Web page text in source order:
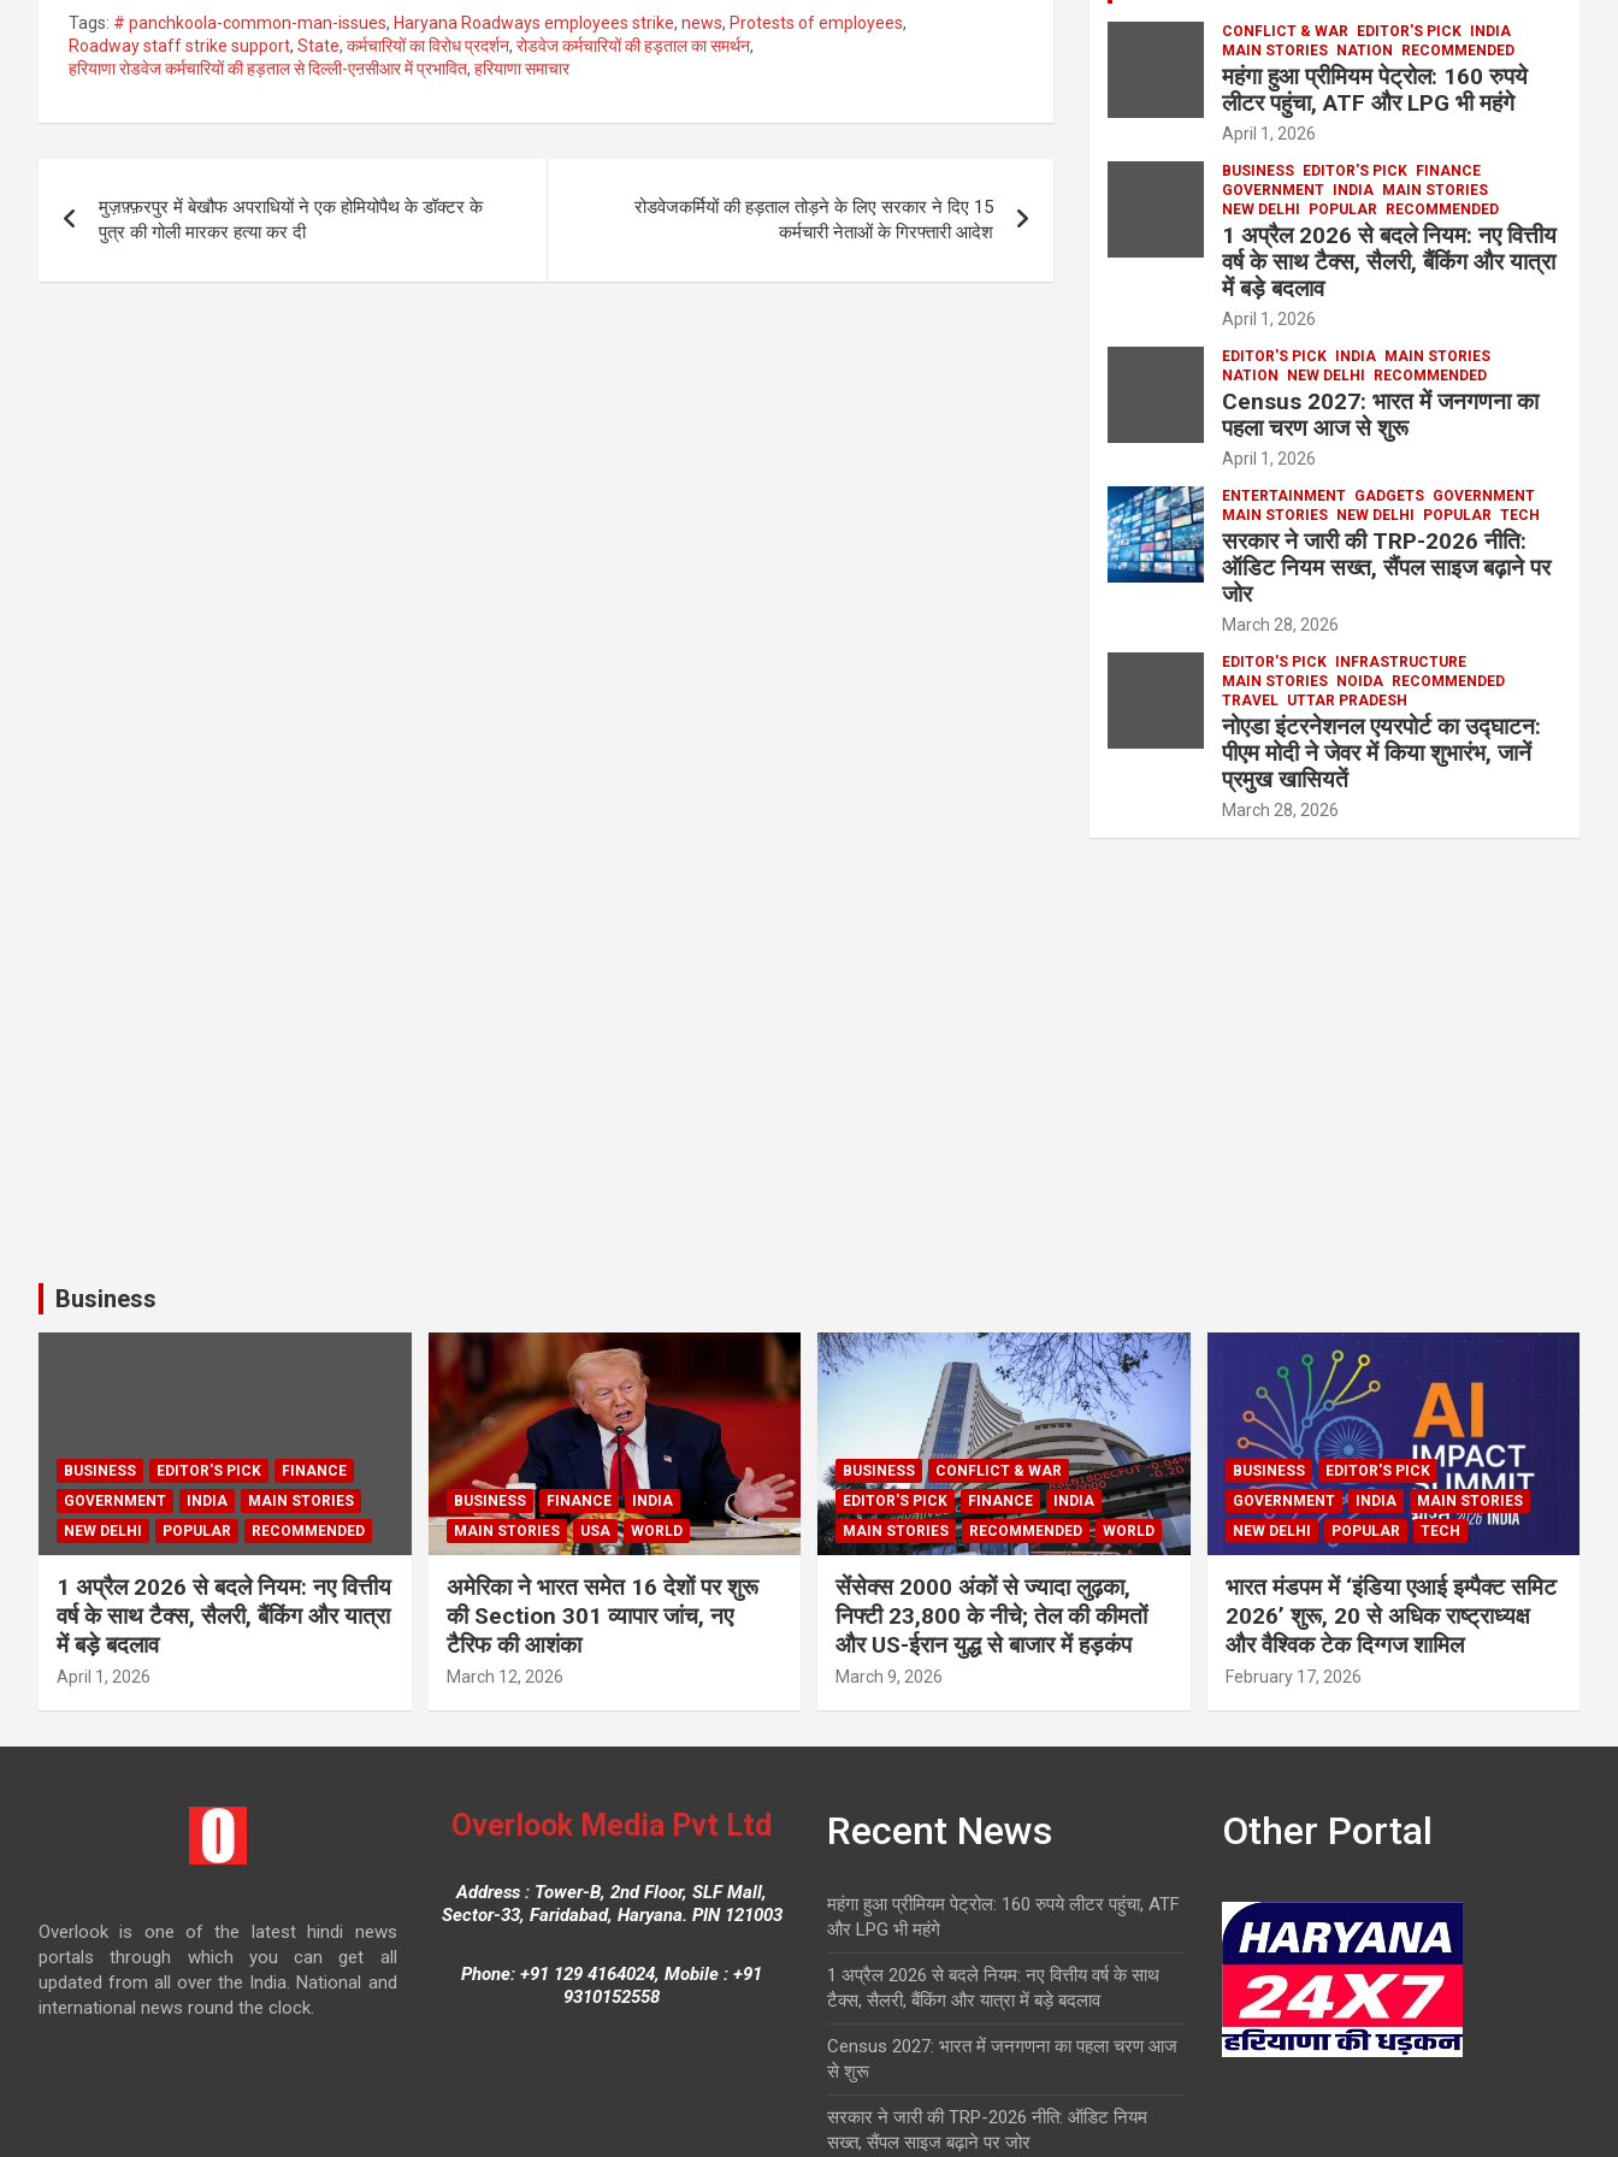
Tags: # panchkoola-common-man-issues, Haryana Roadways employees strike, news, Protests of employees,
Roadway staff strike support, State, कर्मचारियों का विरोध प्रदर्शन, रोडवेज कर्मचारियों की हड़ताल का समर्थन,
हरियाणा रोडवेज कर्मचारियों की हड़ताल से दिल्ली-एऩसीआर में प्रभावित, हरियाणा समाचार
navigation
मुज़फ़्फ़रपुर में बेखौफ अपराधियों ने एक होमियोपैथ के डॉक्टर के
पुत्र की गोली मारकर हत्या कर दी
रोडवेजकर्मियों की हड़ताल तोड़ने के लिए सरकार ने दिए 15
कर्मचारी नेताओं के गिरफ्तारी आदेश
CONFLICT & WAR EDITOR'S PICK INDIA
MAIN STORIES NATION RECOMMENDED
महंगा हुआ प्रीमियम पेट्रोल: 160 रुपये
लीटर पहुंचा, ATF और LPG भी महंगे
April 1, 2026
BUSINESS EDITOR'S PICK FINANCE
GOVERNMENT INDIA MAIN STORIES
NEW DELHI
POPULAR RECOMMENDED
1 अप्रैल 2026 से बदले नियम: नए वित्तीय
वर्ष के साथ टैक्स, सैलरी, बैंकिंग और यात्रा
में बड़े बदलाव
April 1, 2026
EDITOR'S PICK INDIA MAIN STORIES
NATION
NEW DELHI RECOMMENDED
Census 2027: भारत में जनगणना का
पहला चरण आज से शुरू
April 1, 2026
ENTERTAINMENT GADGETS GOVERNMENT
MAIN STORIES NEW DELHI POPULAR TECH
सरकार ने जारी की TRP-2026 नीति:
ऑडिट नियम सख्त, सैंपल साइज बढ़ाने पर
जोर
March 28, 2026
EDITOR'S PICK INFRASTRUCTURE
MAIN STORIES NOIDA RECOMMENDED
TRAVEL UTTAR PRADESH
नोएडा इंटरनेशनल एयरपोर्ट का उद्घाटन:
पीएम मोदी ने जेवर में किया शुभारंभ, जानें
प्रमुख खासियतें
March 28, 2026
Business
BUSINESS EDITOR'S PICK
FINANCE
GOVERNMENT
INDIA
MAIN STORIES
NEW DELHI
POPULAR RECOMMENDED
1 अप्रैल 2026 से बदले नियम: नए वित्तीय
वर्ष के साथ टैक्स, सैलरी, बैंकिंग और यात्रा
में बड़े बदलाव
April 1, 2026
BUSINESS FINANCE
INDIA
MAIN STORIES
USA WORLD
अमेरिका ने भारत समेत 16 देशों पर शुरू
की Section 301 व्यापार जांच, नए
टैरिफ की आशंका
March 12, 2026
BUSINESS
CONFLICT & WAR
EDITOR'S PICK
FINANCE
INDIA
MAIN STORIES
RECOMMENDED WORLD
सेंसेक्स 2000 अंकों से ज्यादा लुढ़का,
निफ्टी 23,800 के नीचे; तेल की कीमतों
और US-ईरान युद्ध से बाजार में हड़कंप
March 9, 2026
BUSINESS
EDITOR'S PICK
GOVERNMENT
INDIA
MAIN STORIES
NEW DELHI
POPULAR TECH
भारत मंडपम में ‘इंडिया एआई इम्पैक्ट समिट
2026’ शुरू, 20 से अधिक राष्ट्राध्यक्ष
और वैश्विक टेक दिग्गज शामिल
February 17, 2026
Overlook is one of the latest hindi news
portals through which you can get all
updated from all over the India. National and
international news round the clock.
Overlook Media Pvt Ltd
Address : Tower-B, 2nd Floor, SLF Mall,
Sector-33, Faridabad, Haryana. PIN 121003
Phone: +91 129 4164024, Mobile : +91
9310152558
Recent News
महंगा हुआ प्रीमियम पेट्रोल: 160 रुपये लीटर पहुंचा, ATF
और LPG भी महंगे
1 अप्रैल 2026 से बदले नियम: नए वित्तीय वर्ष के साथ
टैक्स, सैलरी, बैंकिंग और यात्रा में बड़े बदलाव
Census 2027: भारत में जनगणना का पहला चरण आज
से शुरू
सरकार ने जारी की TRP-2026 नीति: ऑडिट नियम
सख्त, सैंपल साइज बढ़ाने पर जोर
Other Portal